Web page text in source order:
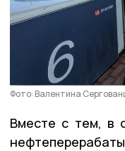
Фото: Валентина
Вместе с тем, в